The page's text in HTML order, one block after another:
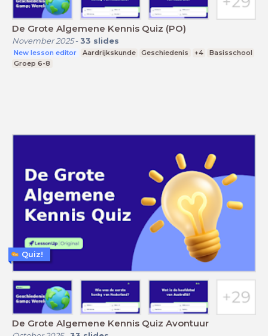
De Grote Algemene Kennis Quiz (PO)
November 2025- 33 slides
New lesson editor Aardrijkskunde Geschiedenis +4
Basisschool
Groep 6-8
De Grote Algemene Kennis Quiz Avontuur
Quiz!